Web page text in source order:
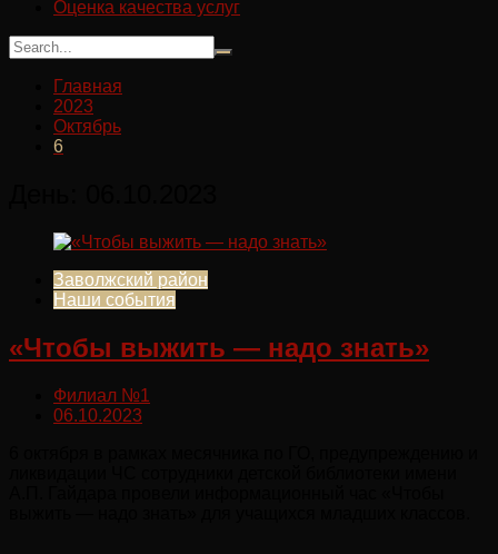
Оценка качества услуг
Главная
2023
Октябрь
6
Заволжский район
Наши события
«Чтобы выжить — надо знать»
Филиал №1
06.10.2023